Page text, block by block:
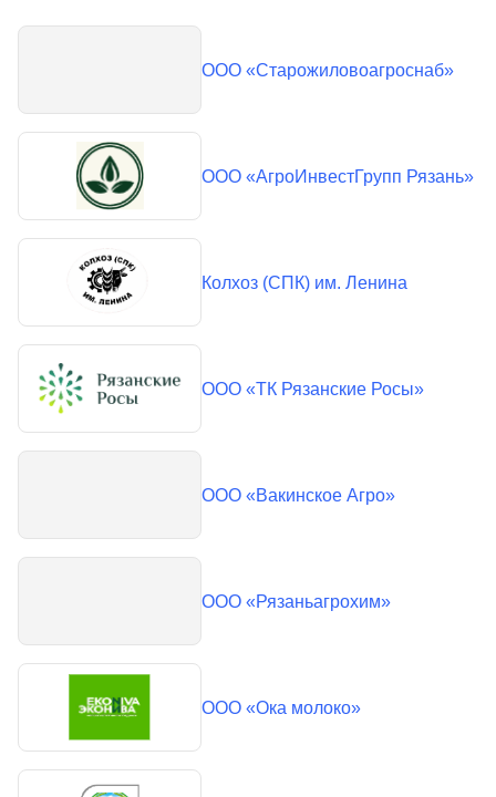
ООО «Старожиловоагроснаб»
ООО «АгроИнвестГрупп Рязань»
Колхоз (СПК) им. Ленина
ООО «ТК Рязанские Росы»
ООО «Вакинское Агро»
ООО «Рязаньагрохим»
ООО «Ока молоко»